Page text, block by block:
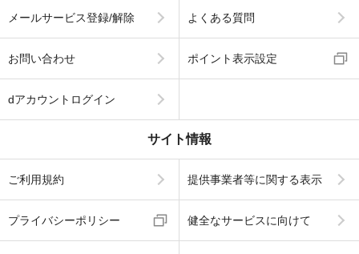
メールサービス登録/解除 よくある質問
お問い合わせ ポイント表示設定
dアカウントログイン
サイト情報
ご利用規約 提供事業者等に関する表示
プライバシーポリシー 健全なサービスに向けて